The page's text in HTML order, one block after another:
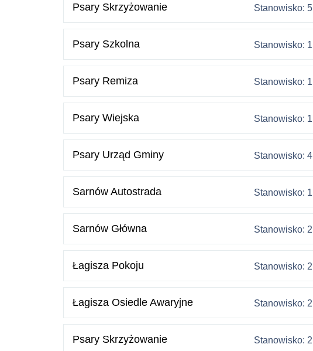
Psary Skrzyżowanie Stanowisko: 5
Psary Szkolna Stanowisko: 1
Psary Remiza Stanowisko: 1
Psary Wiejska Stanowisko: 1
Psary Urząd Gminy Stanowisko: 4
Sarnów Autostrada Stanowisko: 1
Sarnów Główna Stanowisko: 2
Łagisza Pokoju Stanowisko: 2
Łagisza Osiedle Awaryjne Stanowisko: 2
Psary Skrzyżowanie Stanowisko: 2